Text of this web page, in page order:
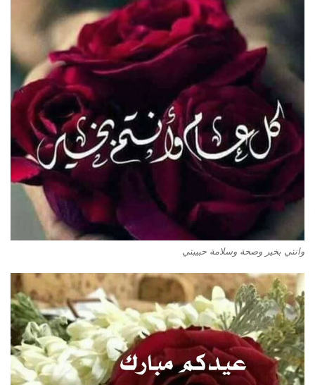
وانتي بخير وصحة وسلامة حبيبتي